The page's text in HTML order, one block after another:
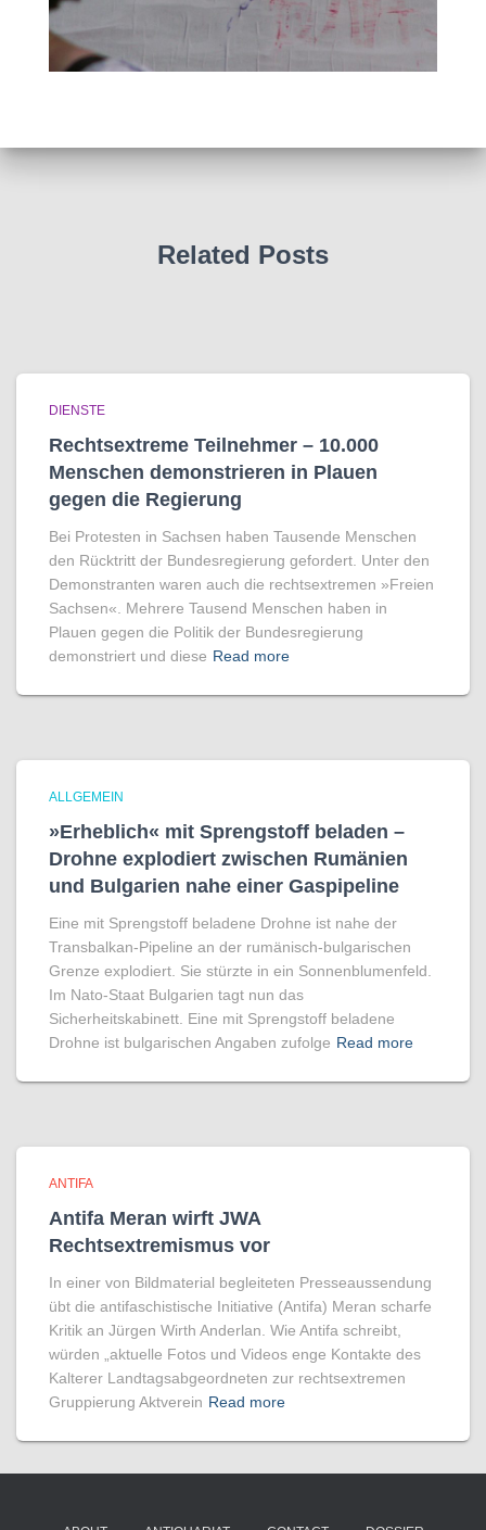
Related Posts
DIENSTE
Rechtsextreme Teilnehmer – 10.000
Menschen demonstrieren in Plauen
gegen die Regierung
Bei Protesten in Sachsen haben Tausende Menschen
den Rücktritt der Bundesregierung gefordert. Unter den
Demonstranten waren auch die rechtsextremen »Freien
Sachsen«. Mehrere Tausend Menschen haben in
Plauen gegen die Politik der Bundesregierung
demonstriert und diese Read more
ALLGEMEIN
»Erheblich« mit Sprengstoff beladen –
Drohne explodiert zwischen Rumänien
und Bulgarien nahe einer Gaspipeline
Eine mit Sprengstoff beladene Drohne ist nahe der
Transbalkan-Pipeline an der rumänisch-bulgarischen
Grenze explodiert. Sie stürzte in ein Sonnenblumenfeld.
Im Nato-Staat Bulgarien tagt nun das
Sicherheitskabinett. Eine mit Sprengstoff beladene
Drohne ist bulgarischen Angaben zufolge Read more
ANTIFA
Antifa Meran wirft JWA
Rechtsextremismus vor
In einer von Bildmaterial begleiteten Presseaussendung
übt die antifaschistische Initiative (Antifa) Meran scharfe
Kritik an Jürgen Wirth Anderlan. Wie Antifa schreibt,
würden „aktuelle Fotos und Videos enge Kontakte des
Kalterer Landtagsabgeordneten zur rechtsextremen
Gruppierung Aktverein Read more